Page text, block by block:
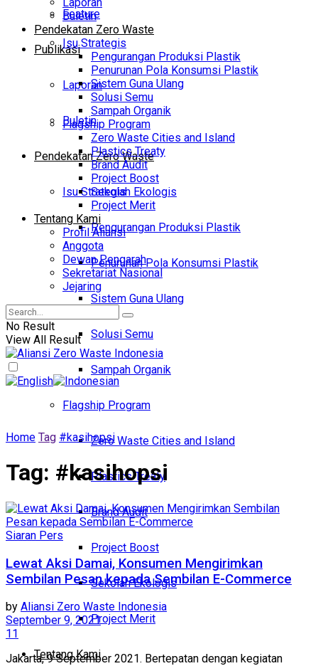
Feature
Publikasi
Laporan
Buletin
Pendekatan Zero Waste
Isu Strategis
Pengurangan Produksi Plastik
Penurunan Pola Konsumsi Plastik
Sistem Guna Ulang
Solusi Semu
Sampah Organik
Flagship Program
Zero Waste Cities and Island
Plastics Treaty
Brand Audit
Project Boost
Sekolah Ekologis
Project Merit
Tentang Kami
Buletin
Pendekatan Zero Waste
Isu Strategis
Pengurangan Produksi Plastik
Penurunan Pola Konsumsi Plastik
Sistem Guna Ulang
Solusi Semu
Sampah Organik
Flagship Program
Zero Waste Cities and Island
Plastics Treaty
Brand Audit
Project Boost
Sekolah Ekologis
Project Merit
Tentang Kami
Profil Aliansi
Anggota
Dewan Pengarah
Sekretariat Nasional
Jejaring
No Result
View All Result
Home Tag #kasihopsi
Tag: #kasihopsi
Siaran Pers
Lewat Aksi Damai, Konsumen Mengirimkan
Sembilan Pesan kepada Sembilan E-Commerce
by Aliansi Zero Waste Indonesia
September 9, 2021
11
Jakarta, 9 September 2021. Bertepatan dengan kegiatan